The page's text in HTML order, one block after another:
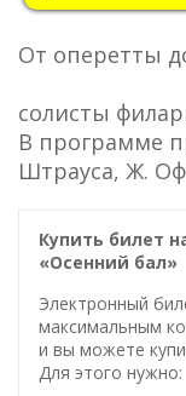
От оперетты
солисты
В программе
Штрауса, Ж.
Купить билет
«Осенний бал»
Электронный
максимальным
и вы можете
Для этого нужно: